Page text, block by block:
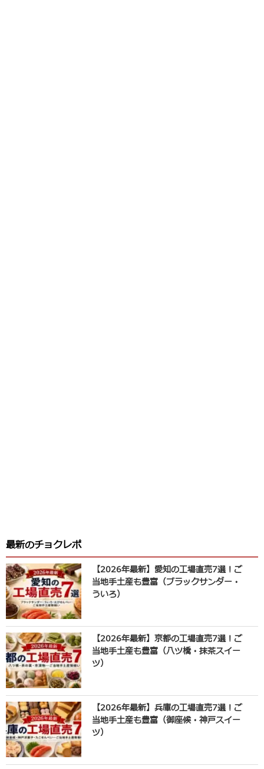
最新のチョクレポ
【2026年最新】愛知の工場直売7選！ご
当地手土産も豊富（ブラックサンダー・
ういろ）
【2026年最新】京都の工場直売7選！ご
当地手土産も豊富（八ツ橋・抹茶スイー
ツ）
【2026年最新】兵庫の工場直売7選！ご
当地手土産も豊富（御座候・神戸スイー
ツ）